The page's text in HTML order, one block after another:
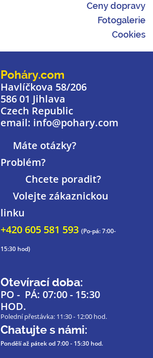
Ceny dopravy
Fotogalerie
Cookies
Poháry.com
Havlíčkova 58/206
586 01 Jihlava
Czech Republic
email: info@pohary.com
Máte otázky?
Problém?
Chcete poradit?
Volejte zákaznickou
linku
+420 605 581 593 (Po-pá: 7:00-
15:30 hod)
Otevírací doba:
PO - PÁ: 07:00 - 15:30
HOD.
Polední přestávka: 11:30 - 12:00 hod.
Chatujte s námi:
Pondělí až pátekod 7:00 - 15:30 hod.